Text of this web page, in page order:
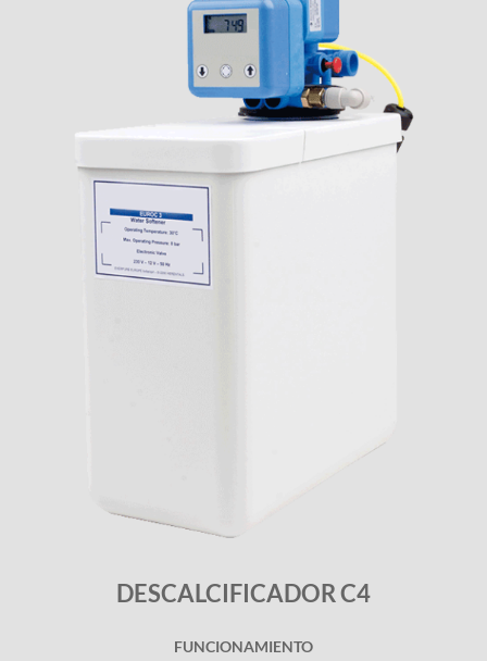
DESCALCIFICADOR C4
FUNCIONAMIENTO